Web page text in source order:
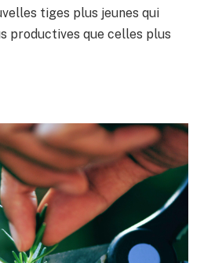
tiges plus jeunes qui
productives que celles plus